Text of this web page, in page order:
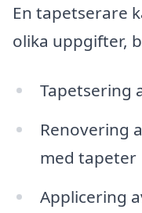
En tapetserare
olika uppgifter,
Tapetsering
Renovering
med tapeter
Applicering